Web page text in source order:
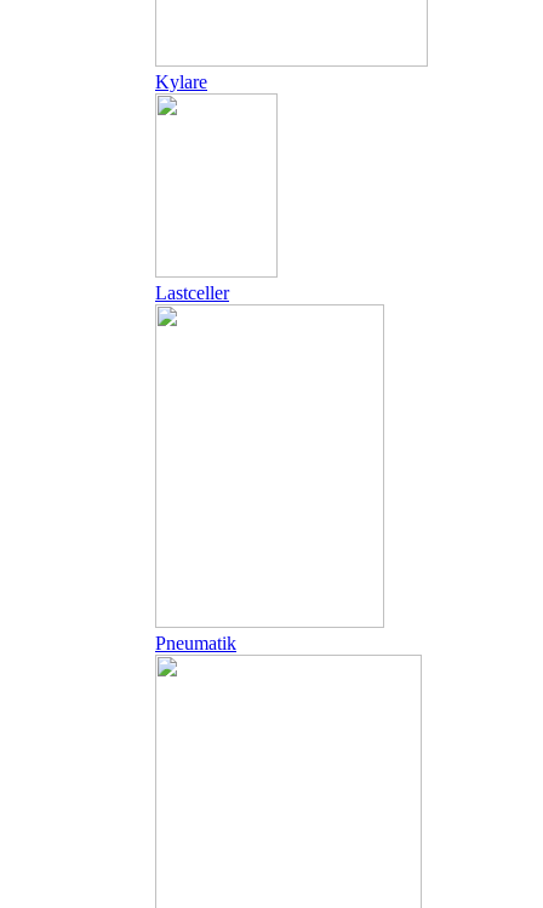
Kylare
Lastceller
Pneumatik